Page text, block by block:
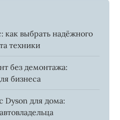
как выбрать надёжного
техники
без демонтажа:
бизнеса
Dyson для дома: